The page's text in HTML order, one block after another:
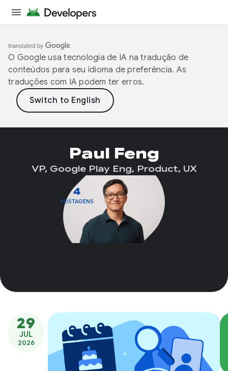
O Google usa tecnologia de IA na tradução de
conteúdos para seu idioma de preferência. As
traduções com IA podem ter erros.
4
POSTAGENS
Paul Feng
VP, Google Play Eng, Product, UX
29
JUL
2026